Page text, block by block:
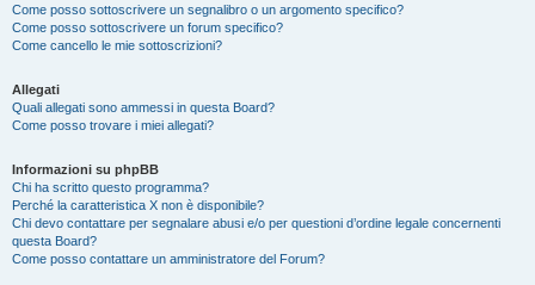
Come posso sottoscrivere un segnalibro o un argomento specifico?
Come posso sottoscrivere un forum specifico?
Come cancello le mie sottoscrizioni?
Allegati
Quali allegati sono ammessi in questa Board?
Come posso trovare i miei allegati?
Informazioni su phpBB
Chi ha scritto questo programma?
Perché la caratteristica X non è disponibile?
Chi devo contattare per segnalare abusi e/o per questioni d’ordine legale concernenti
questa Board?
Come posso contattare un amministratore del Forum?